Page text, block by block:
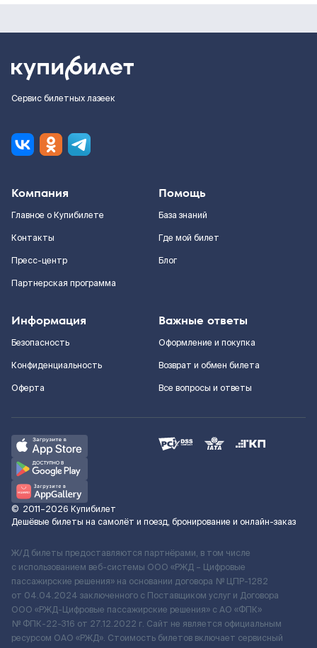
Сервис билетных лазеек
Компания
Главное о Купибилете
Контакты
Пресс-центр
Партнерская программа
Помощь
База знаний
Где мой билет
Блог
Информация
Безопасность
Конфиденциальность
Оферта
Важные ответы
Оформление и покупка
Возврат и обмен билета
Все вопросы и ответы
© 2011–2026 Купибилет
Дешёвые билеты на самолёт и поезд, бронирование и онлайн-заказ
Ж/Д билеты предоставляются партнёрами, в том числе
с использованием веб-системы ООО «РЖД – Цифровые
пассажирские решения» на основании договора № ЦПР-1282
от 04.04.2024 заключенного с Поставщиком услуг и Договора
ООО «РЖД-Цифровые пассажирские решения» c АО «ФПК»
№ ФПК-22-316 от 27.12.2022 г. Сайт не является официальным
ресурсом ОАО «РЖД». Стоимость билетов включает сервисный